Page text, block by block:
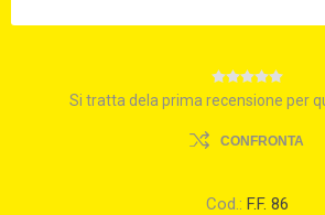
Si tratta dela prima recensione per
CONFRONTA
Cod.: F.F. 86